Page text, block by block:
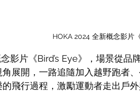
HOKA 2024 全新概念影片《
影片《Bird’s Eye》，場景從
展開，一路追隨加入越野跑者
飛行過程，激勵運動者走出戶